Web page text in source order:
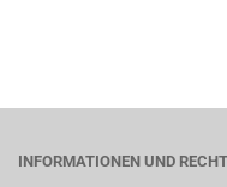
INFORMATIONEN UND